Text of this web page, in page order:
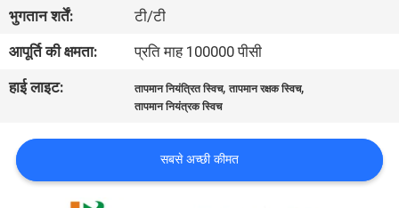
गुणवत्ता
नियंत्रण
संपर्क
करें
भुगतान शर्तें:
टी/टी
आपूर्ति की क्षमता:
प्रति माह 100000 पीसी
हाई लाइट:
तापमान नियंत्रित स्विच,तापमान रक्षक स्विच,
तापमान नियंत्रक स्विच
सबसे अच्छी कीमत